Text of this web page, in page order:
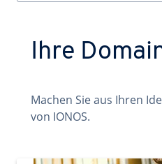
Ihre
Machen Sie aus Ihren
von IONOS.